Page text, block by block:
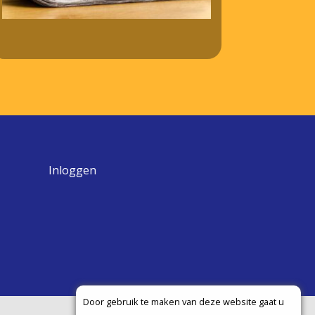
Door gebruik te maken van deze website gaat u
Inloggen